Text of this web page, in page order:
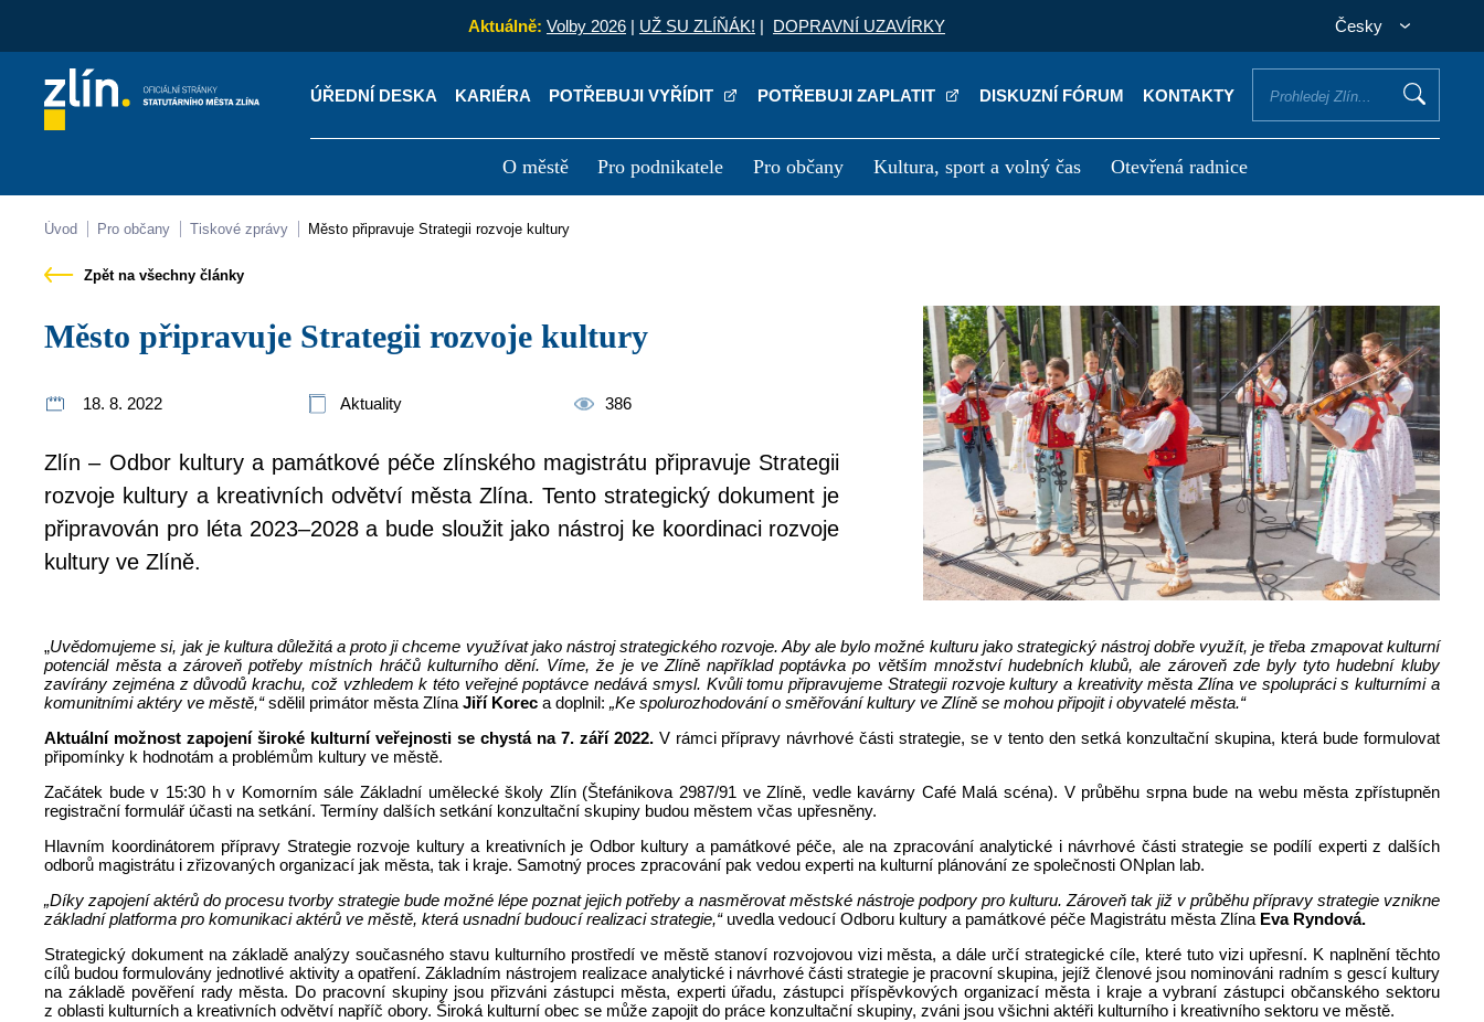
Aktuálně: Volby 2026 | UŽ SU ZLÍŇÁK! | DOPRAVNÍ UZAVÍRKY Česky
ÚŘEDNÍ DESKA KARIÉRA POTŘEBUJI VYŘÍDIT POTŘEBUJI ZAPLATIT DISKUZNÍ FÓRUM KONTAKTY
O městě Pro podnikatele Pro občany Kultura, sport a volný čas Otevřená radnice
Kontakty Úřední deska
Úvod Pro občany Tiskové zprávy Město připravuje Strategii rozvoje kultury
Zpět na všechny články
Město připravuje Strategii rozvoje kultury
18. 8. 2022 Aktuality 386
Zlín – Odbor kultury a památkové péče zlínského magistrátu připravuje Strategii
rozvoje kultury a kreativních odvětví města Zlína. Tento strategický dokument je
připravován pro léta 2023–2028 a bude sloužit jako nástroj ke koordinaci rozvoje
kultury ve Zlíně.
„Uvědomujeme si, jak je kultura důležitá a proto ji chceme využívat jako nástroj strategického rozvoje. Aby ale bylo možné kulturu jako strategický nástroj dobře využít, je třeba zmapovat kulturní
potenciál města a zároveň potřeby místních hráčů kulturního dění. Víme, že je ve Zlíně například poptávka po větším množství hudebních klubů, ale zároveň zde byly tyto hudební kluby
zavírány zejména z důvodů krachu, což vzhledem k této veřejné poptávce nedává smysl. Kvůli tomu připravujeme Strategii rozvoje kultury a kreativity města Zlína ve spolupráci s kulturními a
komunitními aktéry ve městě,“sdělil primátor města ZlínaJiří Korec a doplnil:„Ke spolurozhodování o směřování kultury ve Zlíně se mohou připojit i obyvatelé města.“
Aktuální možnost zapojení široké kulturní veřejnosti se chystá na 7. září 2022.V rámci přípravy návrhové části strategie, se v tento den setká konzultační skupina, která bude formulovat
připomínky k hodnotám a problémům kultury ve městě.
Začátek bude v 15:30 h v Komorním sále Základní umělecké školy Zlín (Štefánikova 2987/91 ve Zlíně, vedle kavárny Café Malá scéna). V průběhu srpna bude na webu města zpřístupněn
registrační formulář účasti na setkání. Termíny dalších setkání konzultační skupiny budou městem včas upřesněny.
Hlavním koordinátorem přípravy Strategie rozvoje kultury a kreativních je Odbor kultury a památkové péče, ale na zpracování analytické i návrhové části strategie se podílí experti z dalších
odborů magistrátu i zřizovaných organizací jak města, tak i kraje. Samotný proces zpracování pak vedou experti na kulturní plánování ze společnosti ONplan lab.
„Díky zapojení aktérů do procesu tvorby strategie bude možné lépe poznat jejich potřeby a nasměrovat městské nástroje podpory pro kulturu. Zároveň tak již v průběhu přípravy strategie vznikne
základní platforma pro komunikaci aktérů ve městě, která usnadní budoucí realizaci strategie,“ uvedla vedoucí Odboru kultury a památkové péče Magistrátu města Zlína Eva Ryndová.
Strategický dokument na základě analýzy současného stavu kulturního prostředí ve městě stanoví rozvojovou vizi města, a dále určí strategické cíle, které tuto vizi upřesní. K naplnění těchto
cílů budou formulovány jednotlivé aktivity a opatření. Základním nástrojem realizace analytické i návrhové části strategie je pracovní skupina, jejíž členové jsou nominováni radním s gescí kultury
na základě pověření rady města. Do pracovní skupiny jsou přizváni zástupci města, experti úřadu, zástupci příspěvkových organizací města i kraje a vybraní zástupci občanského sektoru
z oblasti kulturních a kreativních odvětví napříč obory. Široká kulturní obec se může zapojit do práce konzultační skupiny, zváni jsou všichni aktéři kulturního i kreativního sektoru ve městě.